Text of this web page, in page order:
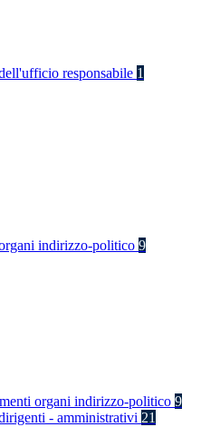
responsabile 1
indirizzo-politico 9
organi indirizzo-politico 9
- amministrativi 21